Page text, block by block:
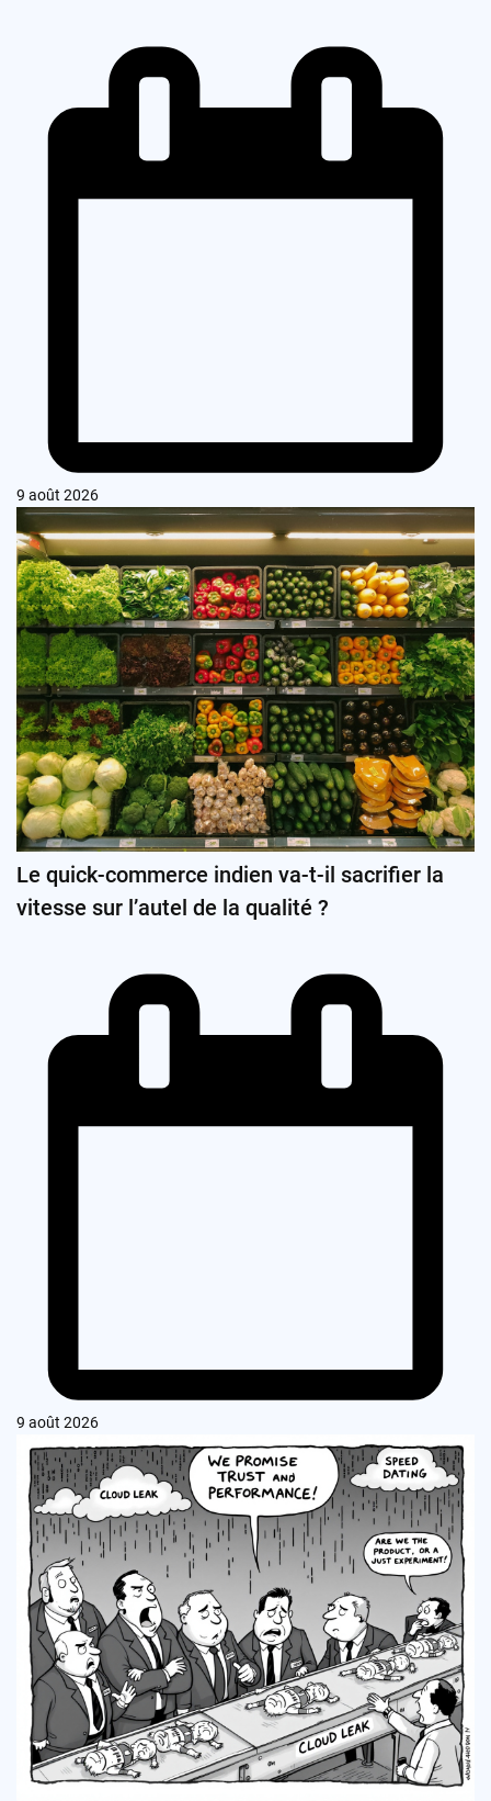
9 août 2026
Le quick-commerce indien va-t-il sacrifier la
vitesse sur l’autel de la qualité ?
9 août 2026